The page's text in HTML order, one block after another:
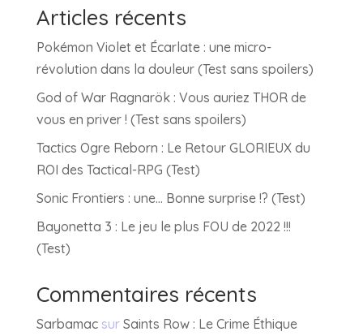
Articles récents
Pokémon Violet et Écarlate : une micro-
révolution dans la douleur (Test sans spoilers)
God of War Ragnarök : Vous auriez THOR de
vous en priver ! (Test sans spoilers)
Tactics Ogre Reborn : Le Retour GLORIEUX du
ROI des Tactical-RPG (Test)
Sonic Frontiers : une… Bonne surprise !? (Test)
Bayonetta 3 : Le jeu le plus FOU de 2022 !!!
(Test)
Commentaires récents
Sarbamacsur Saints Row : Le Crime Éthique